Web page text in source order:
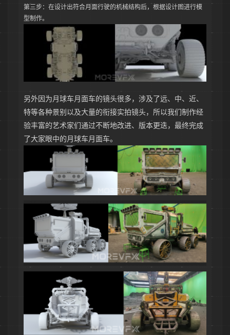
第三步：在设计出符合月面行驶的机械结构后，根据设计图进行模
型制作。
另外因为月球车月面车的镜头很多，涉及了远、中、近、
特等各种景别以及大量的衔接实拍镜头，所以我们制作经
验丰富的艺术家们通过不断地改进、版本更迭，最终完成
了大家眼中的月球车月面车。